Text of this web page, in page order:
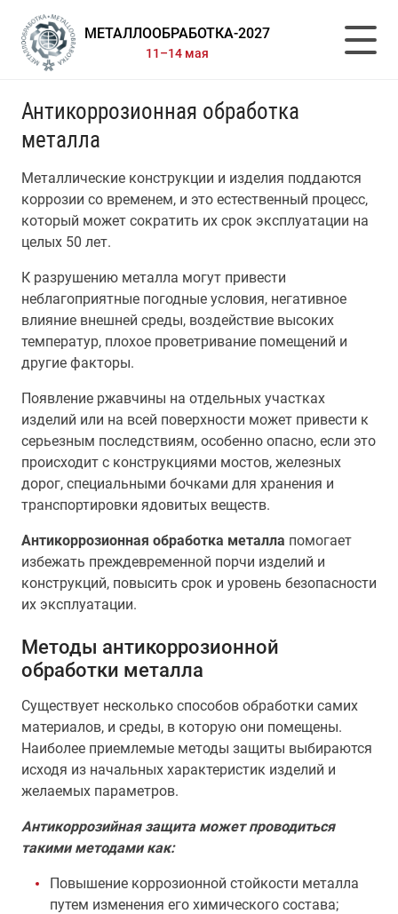
МЕТАЛЛООБРАБОТКА-2027
11–14 мая
Антикоррозионная обработка
металла
Металлические конструкции и изделия поддаются
коррозии со временем, и это естественный процесс,
который может сократить их срок эксплуатации на
целых 50 лет.
К разрушению металла могут привести
неблагоприятные погодные условия, негативное
влияние внешней среды, воздействие высоких
температур, плохое проветривание помещений и
другие факторы.
Появление ржавчины на отдельных участках
изделий или на всей поверхности может привести к
серьезным последствиям, особенно опасно, если это
происходит с конструкциями мостов, железных
дорог, специальными бочками для хранения и
транспортировки ядовитых веществ.
Антикоррозионная обработка металла помогает
избежать преждевременной порчи изделий и
конструкций, повысить срок и уровень безопасности
их эксплуатации.
Методы антикоррозионной
обработки металла
Существует несколько способов обработки самих
материалов, и среды, в которую они помещены.
Наиболее приемлемые методы защиты выбираются
исходя из начальных характеристик изделий и
желаемых параметров.
Антикоррозийная защита может проводиться
такими методами как:
Повышение коррозионной стойкости металла
путем изменения его химического состава;